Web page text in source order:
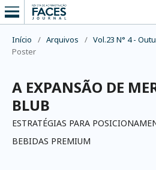
Início / Arquivos / Vol.23 N° 4 -
Poster
A EXPANSÃO DE
BLUB
ESTRATÉGIAS PARA
BEBIDAS PREMIUM